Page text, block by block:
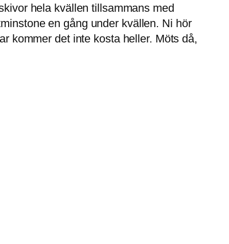
hela kvällen tillsammans med
en gång under kvällen. Ni hör
kommer det inte kosta heller. Möts då,